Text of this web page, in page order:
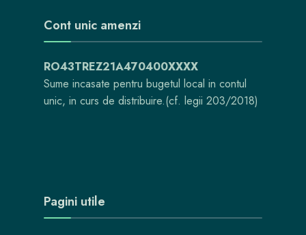
Cont unic amenzi
RO43TREZ21A470400XXXX
Sume incasate pentru bugetul local in contul
unic, in curs de distribuire.(cf. legii 203/2018)
Pagini utile